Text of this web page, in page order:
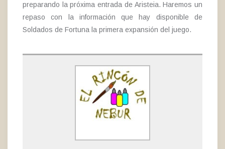
preparando la próxima entrada de Aristeia. Haremos un
repaso con la información que hay disponible de
Soldados de Fortuna la primera expansión del juego.